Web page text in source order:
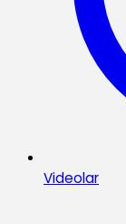
Videolar